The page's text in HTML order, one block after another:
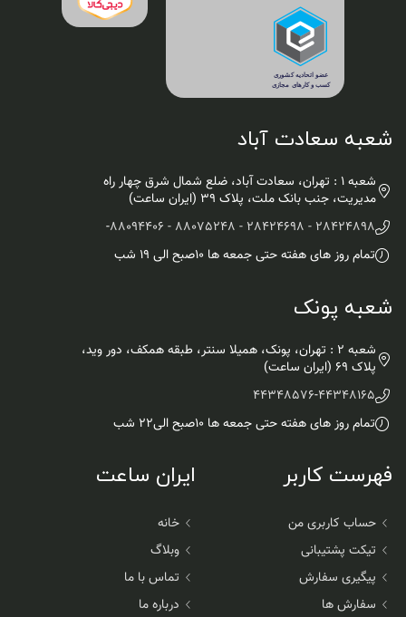
شعبه سعادت آباد
شعبه 1 : تهران، سعادت آباد، ضلع شمال شرق چهار راه
مدیریت، جنب بانک ملت، پلاک ۳۹ (ایران ساعت)
28424898 - 28424698 - 88075248 - 88094406
-
تمام روز های هفته حتی جمعه ها ۱۰صبح الی ۱۹ شب
شعبه پونک
شعبه 2 : تهران، پونک، همیلا سنتر، طبقه همکف، دور وید،
پلاک 69 (ایران ساعت)
44348165
-
44348576
تمام روز های هفته حتی جمعه ها ۱۰صبح الی۲۲ شب
فهرست کاربر
حساب کاربری من
تیکت پشتیبانی
پیگیری سفارش
سفارش ها
ایران ساعت
خانه
وبلاگ
تماس با ما
درباره ما